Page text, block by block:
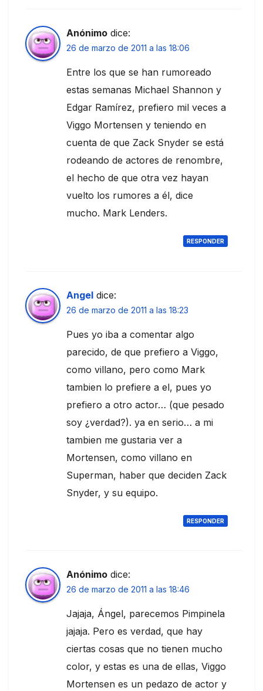
Anónimo dice:
26 de marzo de 2011 a las 18:06
Entre los que se han rumoreado
estas semanas Michael Shannon y
Edgar Ramírez, prefiero mil veces a
Viggo Mortensen y teniendo en
cuenta de que Zack Snyder se está
rodeando de actores de renombre,
el hecho de que otra vez hayan
vuelto los rumores a él, dice
mucho. Mark Lenders.
RESPONDER
Angel dice:
26 de marzo de 2011 a las 18:23
Pues yo iba a comentar algo
parecido, de que prefiero a Viggo,
como villano, pero como Mark
tambien lo prefiere a el, pues yo
prefiero a otro actor… (que pesado
soy ¿verdad?). ya en serio… a mi
tambien me gustaria ver a
Mortensen, como villano en
Superman, haber que deciden Zack
Snyder, y su equipo.
RESPONDER
Anónimo dice:
26 de marzo de 2011 a las 18:46
Jajaja, Ángel, parecemos Pimpinela
jajaja. Pero es verdad, que hay
ciertas cosas que no tienen mucho
color, y estas es una de ellas, Viggo
Mortensen es un pedazo de actor y